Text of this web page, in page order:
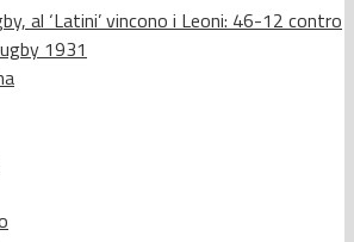
al ‘Latini’ vincono i Leoni: 46-12 contro
1931